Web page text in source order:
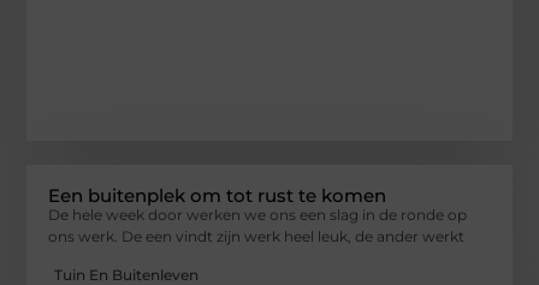
Een buitenplek om tot rust te komen
De hele week door werken we ons een slag in de ronde op
ons werk. De een vindt zijn werk heel leuk, de ander werkt
Tuin En Buitenleven